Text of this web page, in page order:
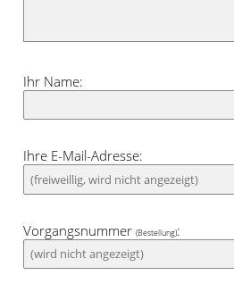
sich der Behang offen,
Ihr Name:
Ihre E-Mail-Adresse:
Vorgangsnummer(Bestellung):